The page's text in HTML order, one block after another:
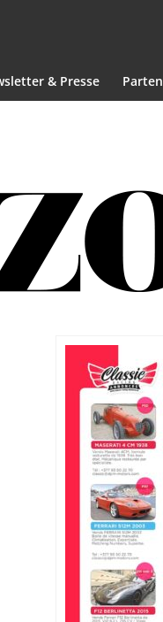
& Presse